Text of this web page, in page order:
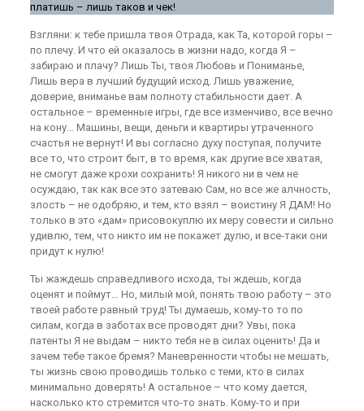
платишь – лишь таков и чек!
Взгляни: к тебе пришла твоя Отрада, как Та, которой горы –
по плечу. И что ей оказалось в жизни надо, когда Я –
забираю и плачу? Лишь Ты, твоя Любовь и Пониманье,
Лишь вера в лучший будущий исход. Лишь уважение,
доверие, вниманье вам полноту стабильности дает. А
остальное – временные игры, где все изменчиво, все вечно
на кону… Машины, вещи, деньги и квартиры утраченного
счастья не вернут! И вы согласно духу поступая, получите
все то, что строит быт, в то время, как другие все хватая,
не смогут даже крохи сохранить! Я никого ни в чем не
осуждаю, так как все это затеваю Сам, но все же алчность,
злость – не одобряю, и тем, кто взял – воистину Я ДАМ! Но
только в это «дам» присовокуплю их меру совести и сильно
удивлю, тем, что никто им не покажет дулю, и все-таки они
придут к нулю!
Ты жаждешь справедливого исхода, ты ждешь, когда
оценят и поймут… Но, милый мой, понять твою работу – это
твоей работе равный труд! Ты думаешь, кому-то то по
силам, когда в заботах все проводят дни? Увы, пока
патенты Я не выдам – никто тебя не в силах оценить! Да и
зачем тебе такое бремя? Маневренности чтобы не мешать,
ты жизнь свою проводишь только с теми, кто в силах
минимально доверять! А остальное – что кому дается,
насколько кто стремится что-то знать. Кому-то и при